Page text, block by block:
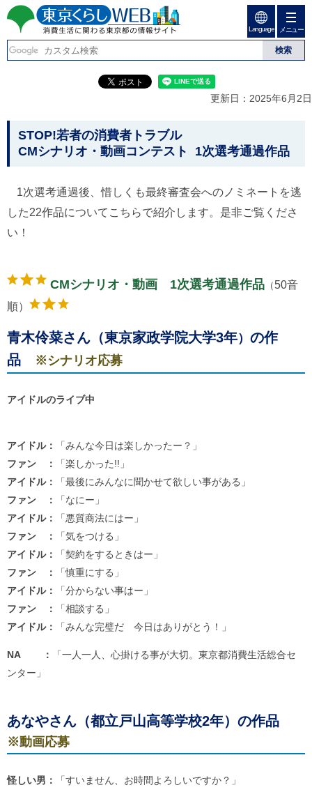
ー
の
ー
内
た
ン
文
ロ
バ
ー
ン
へ
ロ
カ
ル
ナ
ビ
へ
イ
ト
の
ご
用
案
へ
東京くらしweb
消費生活に関わる東京
都の情報サイト
Language メニュー
グ
ル
で
。
ル
ー
ま
で
更新日：2025年6月2日
か
文
で
STOP!若者の消費者トラブル
CMシナリオ・動画コンテスト 1次選考通過作品
1次選考通過後、惜しくも最終審査会へのノミネートを逃
した22作品についてこちらで紹介します。是非ご覧くださ
い！
CMシナリオ・動画 1次選考通過作品 （50音
順）
青木伶菜さん（東京家政学院大学3年） の作
品
※シナリオ応募
アイドルのライブ中
アイドル：
「みんな今日は楽しかったー？」
ファン ：
「楽しかった!!」
アイドル：
「最後にみんなに聞かせて欲しい事がある」
ファン ：
「なにー」
アイドル：
「悪質商法にはー」
ファン ：
「気をつける」
アイドル：
「契約をするときはー」
ファン ：
「慎重にする」
アイドル：
「分からない事はー」
ファン ：
「相談する」
アイドル：
「みんな完璧だ 今日はありがとう！」
NA ：
「一人一人、心掛ける事が大切。東京都消費生活総合セ
ンター」
あなやさん（都立戸山高等学校2年）の作品
※動画応募
怪しい男：
「すいません、お時間よろしいですか？」